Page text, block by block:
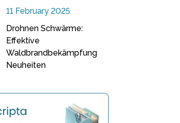
11 February 2025
Drohnen Schwärme:
Effektive
Waldbrandbekämpfung
Neuheiten